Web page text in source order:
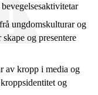
ungdomskulturar og
skape og presentere
av kropp i media og
og